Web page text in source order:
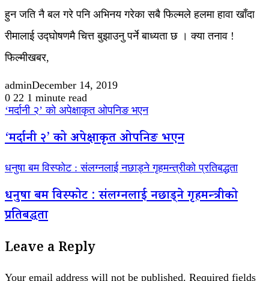
हुन जति नै बल गरे पनि अभिनय गरेका सबै फिल्मले हलमा हावा खाँदा
रीमालाई उद्घोषणमै चित्त बुझाउनु पर्ने बाध्यता छ । क्या तनाव !
फिल्मीखबर,
adminDecember 14, 2019
0 22 1 minute read
‘मर्दानी २’ को अपेक्षाकृत ओपनिङ भएन
‘मर्दानी २’ को अपेक्षाकृत ओपनिङ भएन
धनुषा बम विस्फोट : संलग्नलाई नछाड्ने गृहमन्त्रीको प्रतिबद्धता
धनुषा बम विस्फोट : संलग्नलाई नछाड्ने गृहमन्त्रीको
प्रतिबद्धता
Leave a Reply
Your email address will not be published. Required fields